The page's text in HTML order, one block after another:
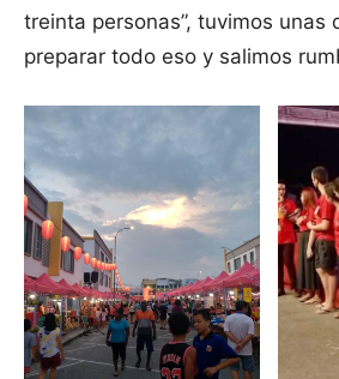
treinta personas”, tuvimos unas
preparar todo eso y salimos